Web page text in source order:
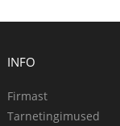
INFO
Firmast
Tarnetingimused